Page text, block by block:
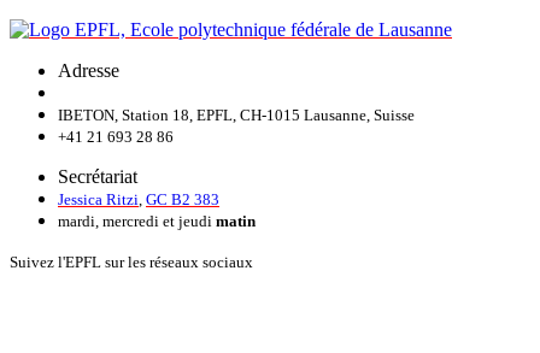
Adresse
IBETON, Station 18, EPFL, CH-1015 Lausanne, Suisse
+41 21 693 28 86
Secrétariat
Jessica Ritzi GC B2 383
mardi, mercredi et jeudi matin
Suivez l'EPFL sur les réseaux sociaux